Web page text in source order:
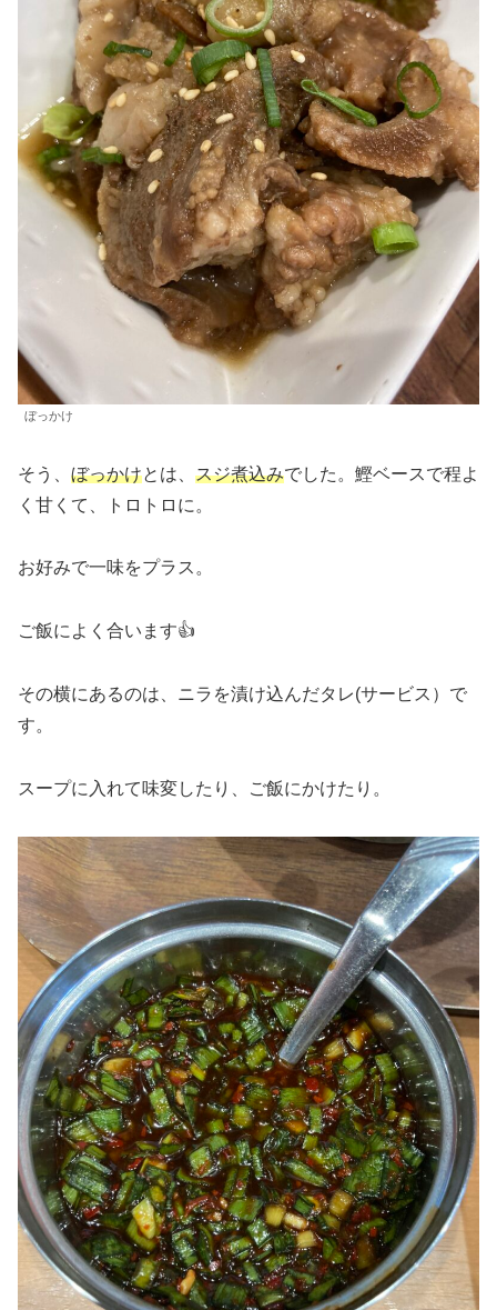
ぼっかけ
そう、 ぼっかけとは、 スジ煮込みでした。鰹ベースで程よ
く甘くて、トロトロに。
お好みで一味をプラス。
ご飯によく合います👍
その横にあるのは、ニラを漬け込んだタレ(サービス）で
す。
スープに入れて味変したり、ご飯にかけたり。